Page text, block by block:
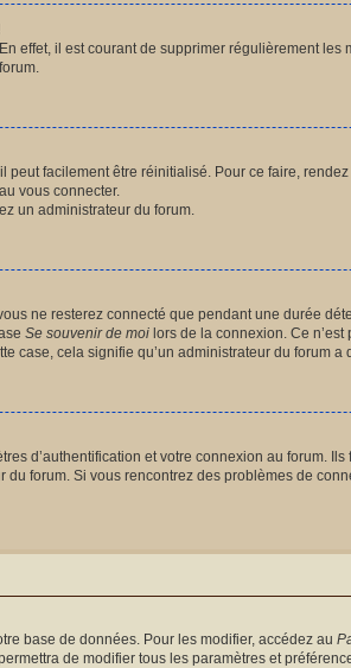
effet, il est courant de supprimer régulièrement
facilement être réinitialisé. Pour ce faire,
vous connecter.
un administrateur du forum.
ne resterez connecté que pendant une durée
Se souvenir de moi lors de la connexion. Ce
case, cela signifie qu’un administrateur du forum a
d’authentification et votre connexion au forum.
forum. Si vous rencontrez des problèmes de
base de données. Pour les modifier, accédez au
de modifier tous les paramètres et